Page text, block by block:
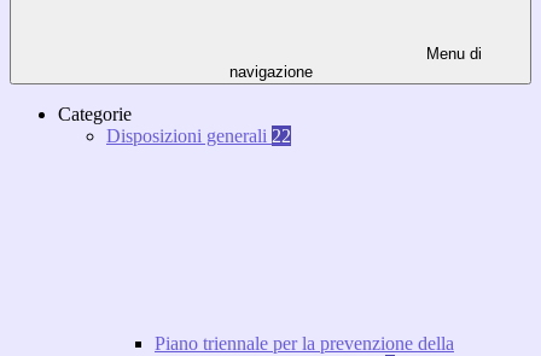
Menu di
navigazione
Categorie
Disposizioni generali 22
Piano triennale per la prevenzione della